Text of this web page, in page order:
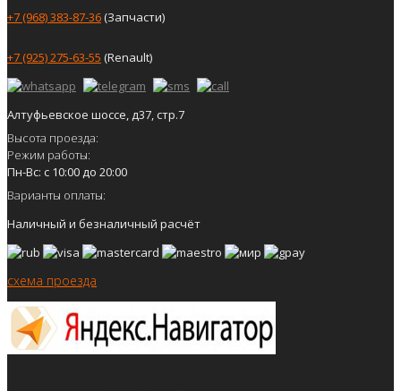
+7 (968) 383-87-36(Запчасти)
+7 (925) 275-63-55 (Renault)
Алтуфьевское шоссе, д37, стр.7
Высота проезда:
Режим работы:
Пн-Вс: с 10:00 до 20:00
Варианты оплаты:
Наличный и безналичный расчёт
схема проезда